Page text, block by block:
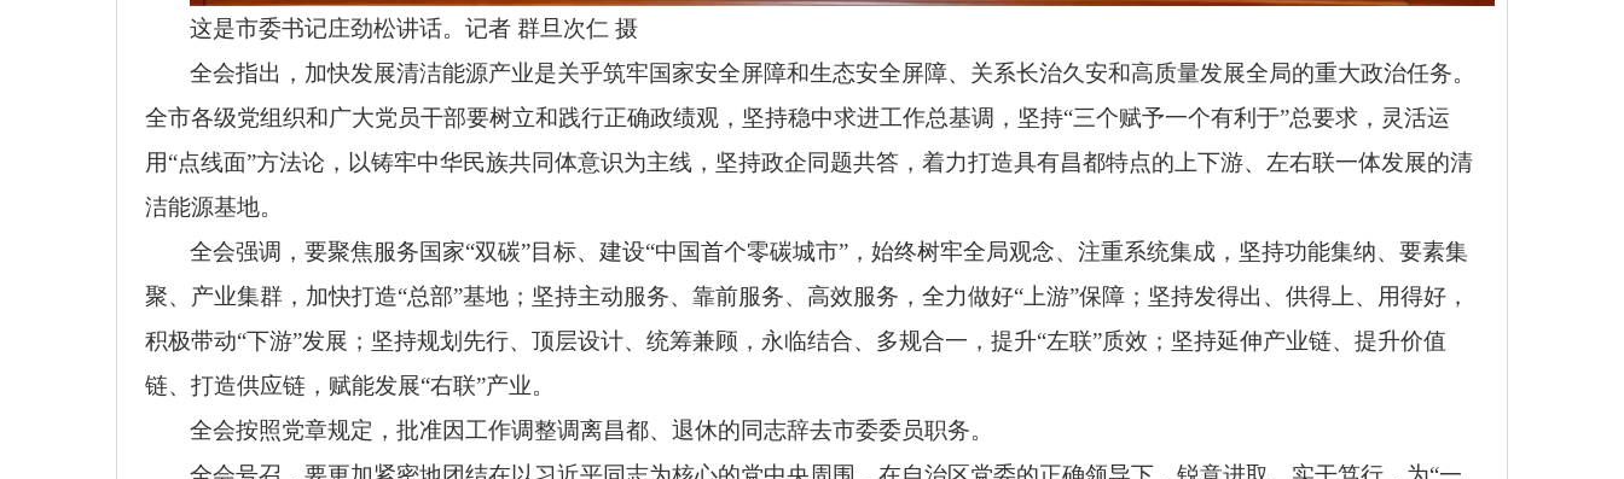
这是市委书记庄劲松讲话。记者 群旦次仁 摄
全会指出， 加快发展清洁能源产业是关乎筑牢国家安全屏障和生态安全屏障、关系长治久安和高质量发展全局的重大政治任务。
全市各级党组织和广大党员干部要树立和践行正确政绩观，坚持稳中求进工作总基调，坚持“三个赋予一个有利于”总要求，灵活运
用“点线面”方法论，以铸牢中华民族共同体意识为主线，坚持政企同题共答，着力打造具有昌都特点的上下游、左右联一体发展的清
洁能源基地。
全会强调，要聚焦服务国家“双碳”目标、建设“中国首个零碳城市”，始终树牢全局观念、注重系统集成，坚持功能集纳、要素集
聚、产业集群，加快打造“总部”基地；坚持主动服务、靠前服务、高效服务，全力做好“上游”保障；坚持发得出、供得上、用得好，
积极带动“下游”发展；坚持规划先行、顶层设计、统筹兼顾，永临结合、多规合一，提升“左联”质效；坚持延伸产业链、提升价值
链、打造供应链，赋能发展“右联”产业。
全会按照党章规定，批准因工作调整调离昌都、退休的同志辞去市委委员职务。